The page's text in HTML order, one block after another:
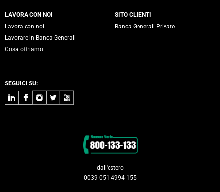
LAVORA CON NOI
Lavora con noi
Lavorare in Banca Generali
Cosa offriamo
SITO CLIENTI
Banca Generali Private
SEGUICI SU:
LinkedInFacebook
Instagram
TwitterYoutube
dall'estero
0039-051-4994-155